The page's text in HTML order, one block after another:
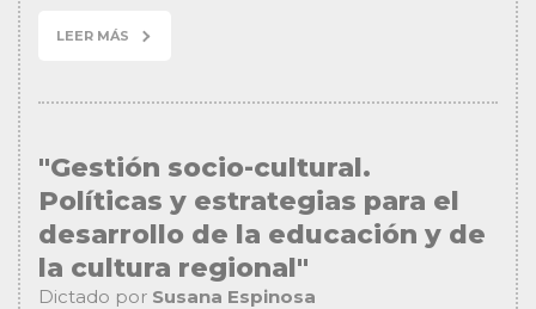
LEER MÁS
"Gestión socio-cultural.
Políticas y estrategias para el
desarrollo de la educación y de
la cultura regional"
Dictado por Susana Espinosa